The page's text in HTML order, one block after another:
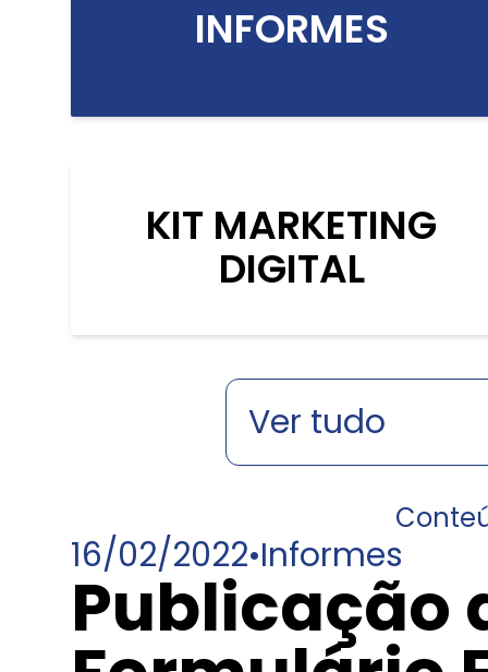
INFORMES
KIT MARKETING
DIGITAL
16/02/2022•Informes
Publicação